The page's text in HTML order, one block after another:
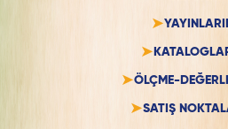
ÖLÇME-
SATIŞ